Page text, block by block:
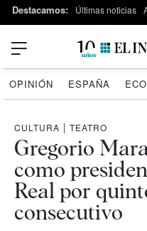
Destacamos: Últimas noticias
OPINIÓN ESPAÑA
CULTURA | TEATRO
Gregorio
como
Real por
consecutivo